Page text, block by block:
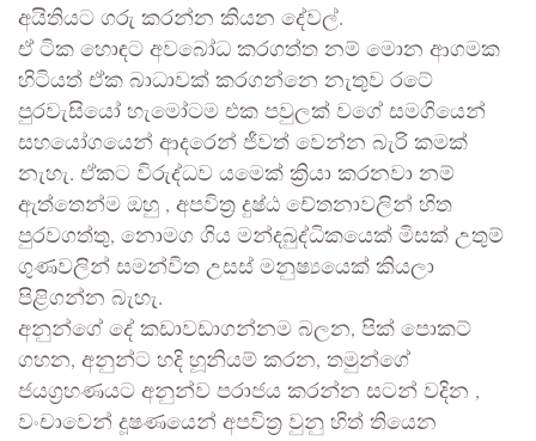
අයිතියට ගරු කරන්න කියන දේවල්.
ඒ ටික හොඳට අවබෝධ කරගත්ත නම් මොන ආගමක
හිටියත් ඒක බාධාවක් කරගන්නෙ නැතුව රටේ
පුරවැසියෝ හැමෝටම එක පවුලක් වගේ සමගියෙන්
සහයෝගයෙන් ආදරෙන් ජීවත් වෙන්න බැරි කමක්
නැහැ. ඒකට විරුද්ධව යමෙක් ක්‍රියා කරනවා නම්
ඇත්තෙන්ම ඔහු , අපවිත්‍ර දුෂ්ඨ චේතනාවලින් හිත
පුරවගත්තු, නොමග ගිය මන්දබුද්ධිකයෙක් මිසක් උතුම්
ගුණවලින් සමන්විත උසස් මනුෂ්‍යයෙක් කියලා
පිළිගන්න බැහැ.
අනුන්ගේ දේ කඩාවඩාගන්නම බලන, පික් පොකට්
ගහන, අනුන්ට හදි හූනියම් කරන, තමුන්ගේ
ජයග්‍රහණයට අනුන්ව පරාජය කරන්න සටන් වදින ,
වංචාවෙන් දූෂණයෙන් අපවිත්‍ර වුනු හිත් තියෙන